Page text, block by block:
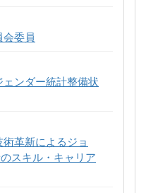
委員
ンダー統計整備状
革新によるジョ
スキル・キャリア